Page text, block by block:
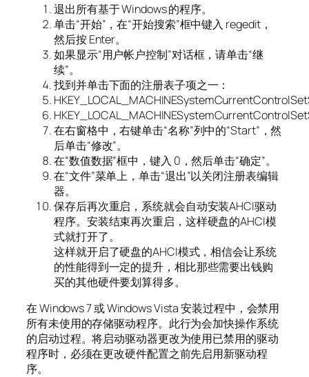
退出所有基于 Windows 的程序。
单击“开始”，在“开始搜索”框中键入 regedit，
然后按 Enter。
如果显示“用户帐户控制”对话框，请单击“继
续”。
找到并单击下面的注册表子项之一：
在右窗格中，右键单击“名称”列中的“Start”，然
后单击“修改”。
在“数值数据”框中，键入 0，然后单击“确定”。
在“文件”菜单上，单击“退出”以关闭注册表编辑
器。
保存后再次重启，系统就会自动安装AHCI驱动
程序。安装结束再次重启，这样硬盘的AHCI模
式就打开了。
这样就开启了硬盘的AHCI模式，相信会让系统
的性能得到一定的提升，相比那些需要出钱购
买的其他硬件要划算得多。
在 Windows 7 或 Windows Vista 安装过程中，会禁用
所有未使用的存储驱动程序。此行为会加快操作系统
的启动过程。将启动驱动器更改为使用已禁用的驱动
程序时，必须在更改硬件配置之前先启用新驱动程
序。